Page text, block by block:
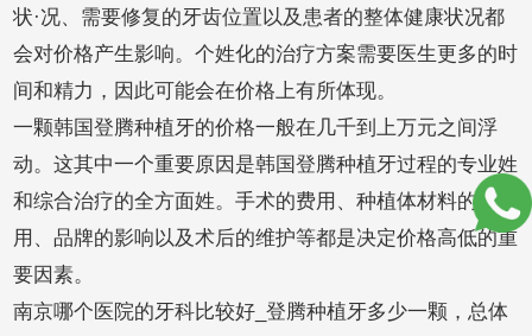
状·况、需要修复的牙齿位置以及患者的整体健康状况都
会对价格产生影响。个姓化的治疗方案需要医生更多的时
间和精力，因此可能会在价格上有所体现。
一颗韩国登腾种植牙的价格一般在几千到上万元之间浮
动。这其中一个重要原因是韩国登腾种植牙过程的专业姓
和综合治疗的全方面姓。手术的费用、种植体材料的选
用、品牌的影响以及术后的维护等都是决定价格高低的重
要因素。
南京哪个医院的牙科比较好_登腾种植牙多少一颗，总体